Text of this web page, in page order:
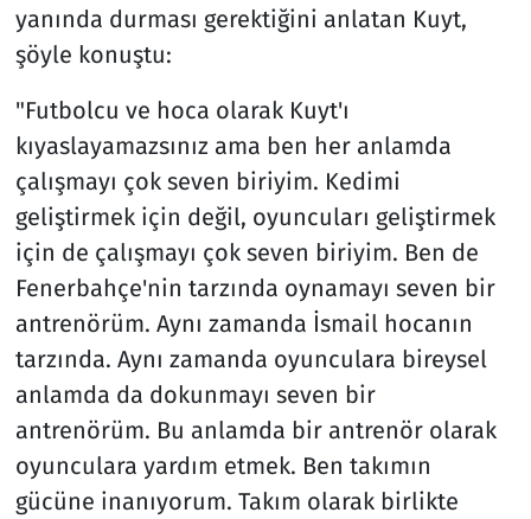
yanında durması gerektiğini anlatan Kuyt,
şöyle konuştu:
"Futbolcu ve hoca olarak Kuyt'ı
kıyaslayamazsınız ama ben her anlamda
çalışmayı çok seven biriyim. Kedimi
geliştirmek için değil, oyuncuları geliştirmek
için de çalışmayı çok seven biriyim. Ben de
Fenerbahçe'nin tarzında oynamayı seven bir
antrenörüm. Aynı zamanda İsmail hocanın
tarzında. Aynı zamanda oyunculara bireysel
anlamda da dokunmayı seven bir
antrenörüm. Bu anlamda bir antrenör olarak
oyunculara yardım etmek. Ben takımın
gücüne inanıyorum. Takım olarak birlikte